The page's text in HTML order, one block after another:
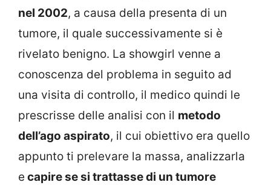
nel 2002, a causa della presenta di un
tumore, il quale successivamente si è
rivelato benigno. La showgirl venne a
conoscenza del problema in seguito ad
una visita di controllo, il medico quindi le
prescrisse delle analisi con il metodo
dell’ago aspirato, il cui obiettivo era quello
appunto ti prelevare la massa, analizzarla
e capire se si trattasse di un tumore